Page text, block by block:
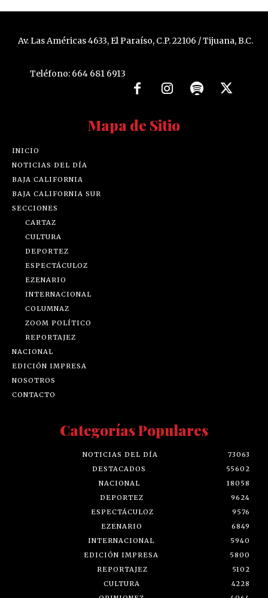
Av. Las Américas 4633, El Paraíso, C.P. 22106 / Tijuana, B.C.
Teléfono: 664 681 6913
Mapa de Sitio
INICIO
NOTICIAS DEL DÍA
BAJA CALIFORNIA
BAJA CALIFORNIA SUR
SECCIONES
CARTAZ
CULTURA
DEPORTEZ
ESPECTÁCULOZ
EZENARIO
INTERNACIONAL
COLUMNAZ
ZOOM POLÍTICO
REPORTAJEZ
NACIONAL
EDICIÓN IMPRESA
NOSOTROS
CONTACTO
Categorías Populares
NOTICIAS DEL DÍA
73063
DESTACADOS
55602
NACIONAL
18058
DEPORTEZ
9624
ESPECTÁCULOZ
9576
EZENARIO
6849
INTERNACIONAL
5940
EDICIÓN IMPRESA
5800
REPORTAJEZ
5102
CULTURA
4228